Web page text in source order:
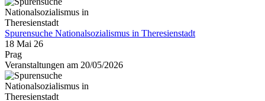
Spurensuche Nationalsozialismus in Theresienstadt
18 Mai 26
Prag
Veranstaltungen am 20/05/2026